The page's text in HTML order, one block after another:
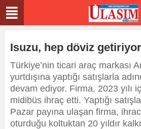
Isuzu, hep döviz
Türkiye’nin ticari araç markası
yurtdışına yaptığı satışlarla
devam ediyor. Firma, 2023 yılı
midibüs ihraç etti. Yaptığı
Pazar payına ulaşan firma,
oturduğu koltuktan 20 yıldır